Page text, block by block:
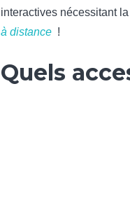
interactives nécessitant
à distance !
Quels